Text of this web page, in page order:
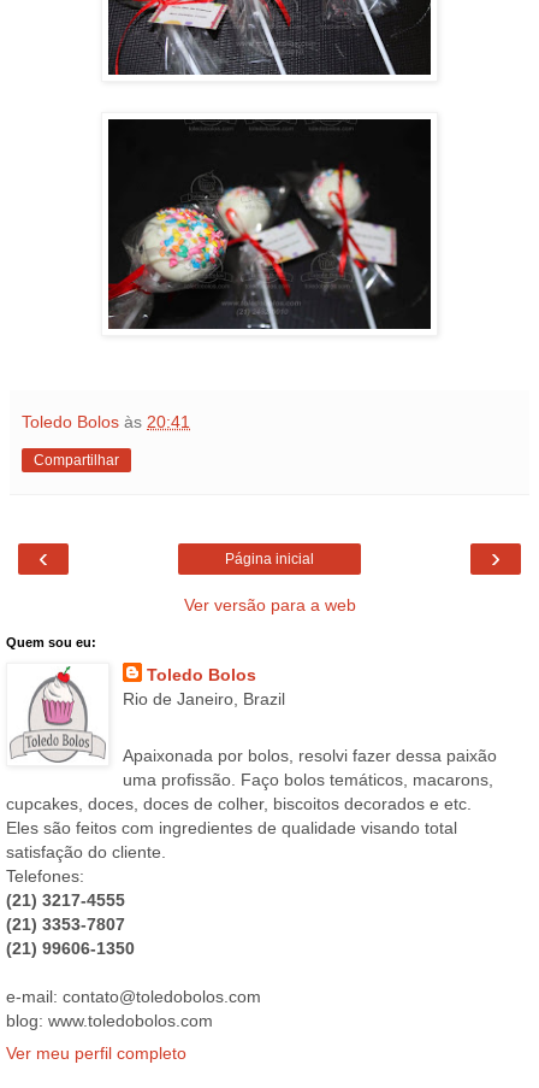
Toledo Bolos às 20:41
Compartilhar
‹ ›
Página inicial
Ver versão para a web
Quem sou eu:
Toledo Bolos
Rio de Janeiro, Brazil
Apaixonada por bolos, resolvi fazer dessa paixão
uma profissão. Faço bolos temáticos, macarons,
cupcakes, doces, doces de colher, biscoitos decorados e etc.
Eles são feitos com ingredientes de qualidade visando total
satisfação do cliente.
Telefones:
(21) 3217-4555
(21) 3353-7807
(21) 99606-1350
e-mail: contato@toledobolos.com
blog: www.toledobolos.com
Ver meu perfil completo